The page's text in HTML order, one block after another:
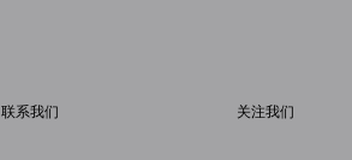
联系我们 关注我们